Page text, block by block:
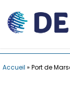
Accueil » Port de